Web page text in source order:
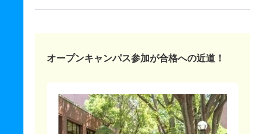
オープンキャンパス参加が合格への近道！